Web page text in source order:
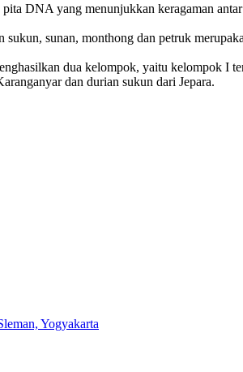
DNA yang menunjukkan keragaman
sunan, monthong dan petruk
dua kelompok, yaitu kelompok I
dan durian sukun dari Jepara.
Yogyakarta